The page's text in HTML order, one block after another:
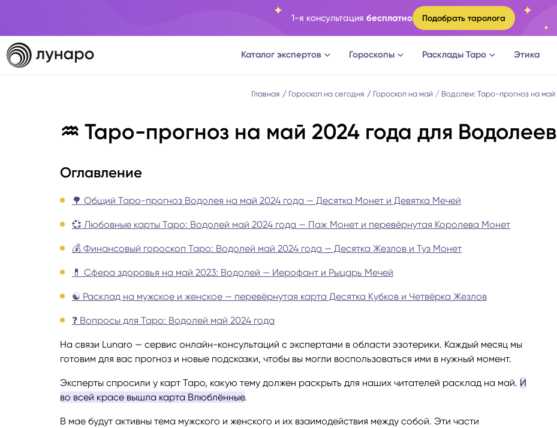
1-я консультация бесплатно Подобрать таролога
Каталог экспертов
Тарологи
Астрологи
Матрица судьбы
Расстановки
Рунологи
Чакрологи
Гороскопы
Овен
Телец
Рак
Лев
Весы
Стрелец
Расклады Таро
Расклад Таро на судьбу
Расклад Таро на измену
Расклад Таро на мужчину
Расклад Таро на женщину
Расклад Таро «Да-Нет»
Расклад Таро на ситуацию
Этика
Главная Гороскоп на сегодня Гороскоп на май Водолеи: Таро-прогноз на май
♒️ Таро-прогноз на май 2024 года для Водолеев
Оглавление
🌳 Общий Таро-прогноз Водолея на май 2024 года — Десятка Монет и Девятка Мечей
💞 Любовные карты Таро: Водолей май 2024 года — Паж Монет и перевёрнутая Королева Монет
💰 Финансовый гороскоп Таро: Водолей май 2024 года — Десятка Жезлов и Туз Монет
💊 Сфера здоровья на май 2023: Водолей — Иерофант и Рыцарь Мечей
☯️ Расклад на мужское и женское — перевёрнутая карта Десятка Кубков и Четвёрка Жезлов
❓ Вопросы для Таро: Водолей май 2024 года
На связи Lunaro — сервис онлайн-консультаций с экспертами в области эзотерики. Каждый месяц мы
готовим для вас прогноз и новые подсказки, чтобы вы могли воспользоваться ими в нужный момент.
Эксперты спросили у карт Таро, какую тему должен раскрыть для наших читателей расклад на май. И
во всей красе вышла карта Влюблённые.
В мае будут активны тема мужского и женского и их взаимодействия между собой. Эти части